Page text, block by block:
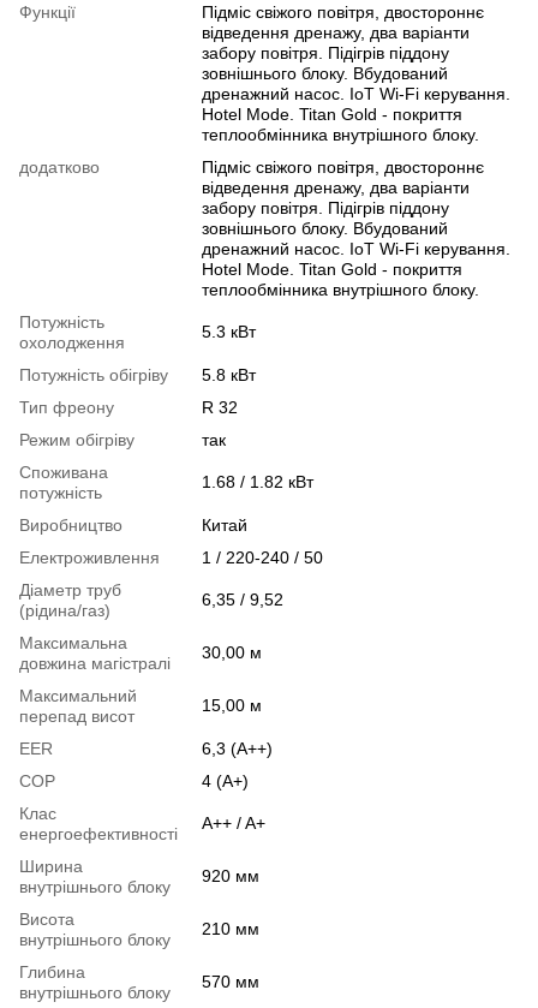
Функції
Підміс свіжого повітря, двостороннє
відведення дренажу, два варіанти
забору повітря. Підігрів піддону
зовнішнього блоку. Вбудований
дренажний насос. IoT Wi-Fi керування.
Hotel Mode. Titan Gold - покриття
теплообмінника внутрішного блоку.
додатково
Підміс свіжого повітря, двостороннє
відведення дренажу, два варіанти
забору повітря. Підігрів піддону
зовнішнього блоку. Вбудований
дренажний насос. IoT Wi-Fi керування.
Hotel Mode. Titan Gold - покриття
теплообмінника внутрішного блоку.
Потужність
охолодження
5.3 кВт
Потужність обігріву
5.8 кВт
Тип фреону
R 32
Режим обігріву
так
Споживана
потужність
1.68 / 1.82 кВт
Виробництво
Китай
Електроживлення
1 / 220-240 / 50
Діаметр труб
(рідина/газ)
6,35 / 9,52
Максимальна
довжина магістралі
30,00 м
Максимальний
перепад висот
15,00 м
EER
6,3 (А++)
COP
4 (А+)
Клас
енергоефективності
A++ / A+
Ширина
внутрішнього блоку
920 мм
Висота
внутрішнього блоку
210 мм
Глибина
внутрішнього блоку
570 мм